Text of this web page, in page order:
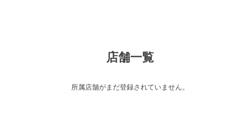
店舗一覧
所属店舗がまだ登録されていません。